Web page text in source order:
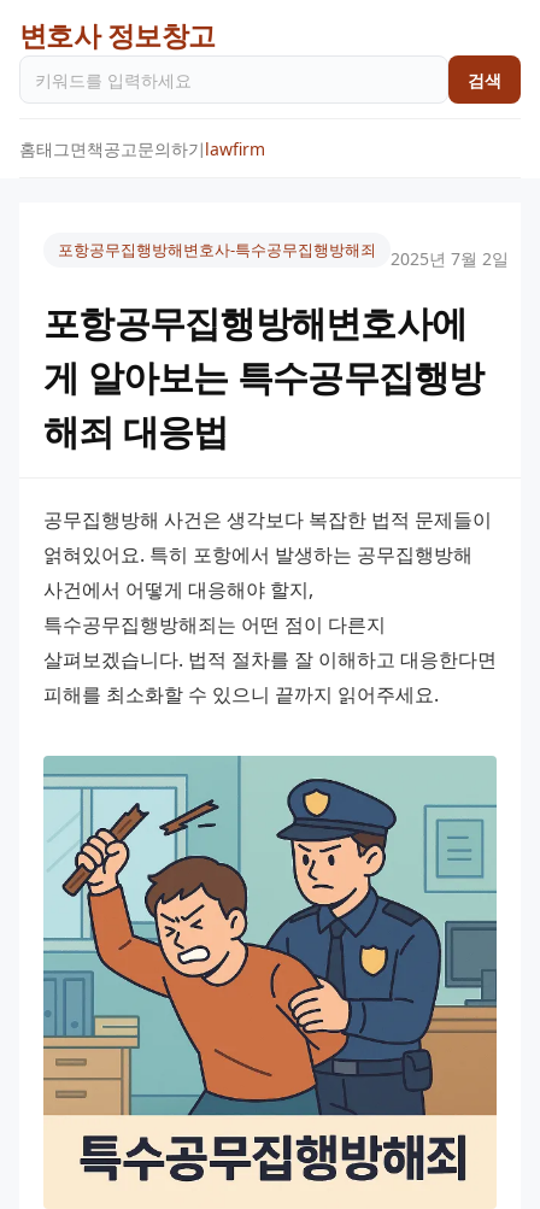
변호사 정보창고
검색
홈태그면책공고문의하기lawfirm
포항공무집행방해변호사-특수공무집행방해죄 2025년 7월 2일
포항공무집행방해변호사에
게 알아보는 특수공무집행방
해죄 대응법
공무집행방해 사건은 생각보다 복잡한 법적 문제들이
얽혀있어요. 특히 포항에서 발생하는 공무집행방해
사건에서 어떻게 대응해야 할지,
특수공무집행방해죄는 어떤 점이 다른지
살펴보겠습니다. 법적 절차를 잘 이해하고 대응한다면
피해를 최소화할 수 있으니 끝까지 읽어주세요.